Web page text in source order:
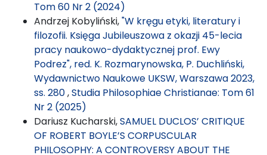
Tom 60 Nr 2 (2024)
Andrzej Kobyliński,"W kręgu etyki, literatury i
filozofii. Księga Jubileuszowa z okazji 45-lecia
pracy naukowo-dydaktycznej prof. Ewy
Podrez", red. K. Rozmarynowska, P. Duchliński,
Wydawnictwo Naukowe UKSW, Warszawa 2023,
ss. 280,Studia Philosophiae Christianae: Tom 61
Nr 2 (2025)
Dariusz Kucharski,SAMUEL DUCLOS’ CRITIQUE
OF ROBERT BOYLE’S CORPUSCULAR
PHILOSOPHY: A CONTROVERSY ABOUT THE